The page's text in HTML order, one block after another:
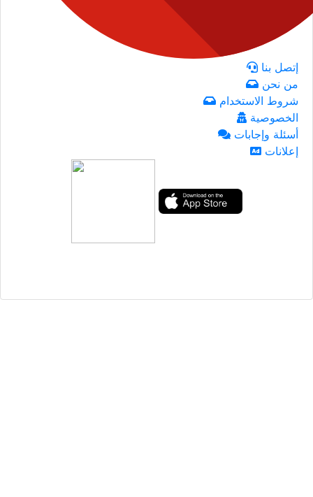
إتصل بنا
من نحن
شروط الاستخدام
الخصوصية
أسئلة وإجابات
إعلانات